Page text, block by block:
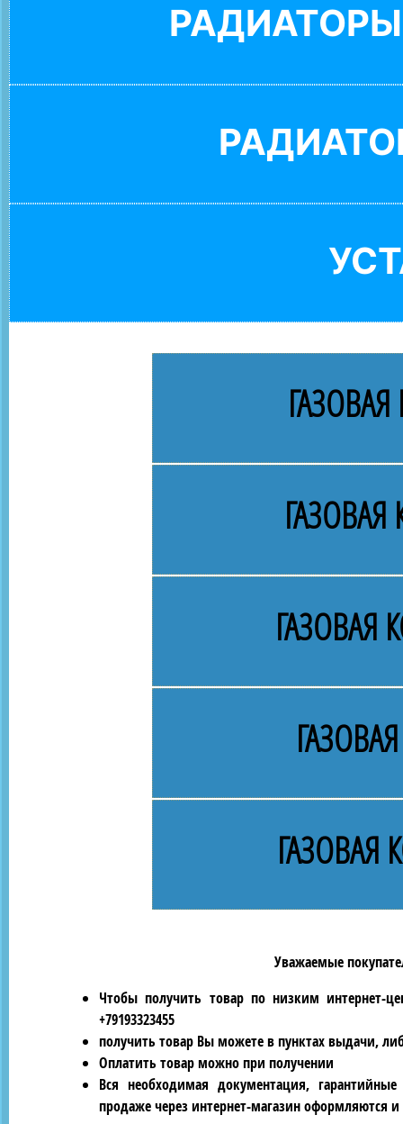
ГАЗОВАЯ
ГАЗОВАЯ
ГАЗОВАЯ
Уважаемые
Чтобы получить товар по низким интернет-
+79193323455
получить товар Вы можете в пунктах выдачи,
Оплатить товар можно при получении
Вся необходимая документация,
продаже через интернет-магазин оформляются